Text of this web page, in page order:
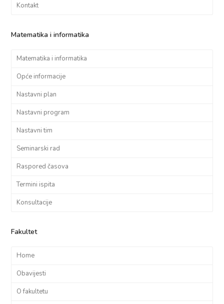
Kontakt
Matematika i informatika
Matematika i informatika
Opće informacije
Nastavni plan
Nastavni program
Nastavni tim
Seminarski rad
Raspored časova
Termini ispita
Konsultacije
Fakultet
Home
Obavijesti
O fakultetu